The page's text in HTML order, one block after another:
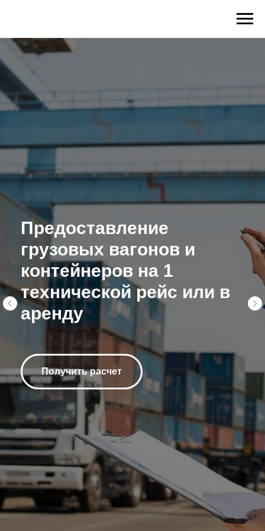
Предоставление
грузовых вагонов и
контейнеров на 1
технической рейс или в
аренду
Получить расчет